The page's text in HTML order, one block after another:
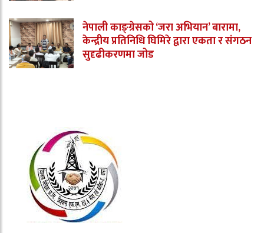
नेपाली काङ्ग्रेसको ‘जरा अभियान’ बारामा,
केन्द्रीय प्रतिनिधि घिमिरे द्वारा एकता र संगठन
सुदृढीकरणमा जोड